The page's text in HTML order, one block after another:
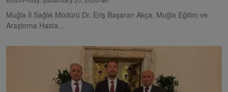
Muğla İl Sağlık Müdürü Dr. Eriş Başaran Akça, Muğla Eğitim ve
Araştırma Hasta...